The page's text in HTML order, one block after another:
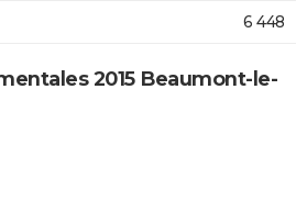
6 448
2015 Beaumont-le-